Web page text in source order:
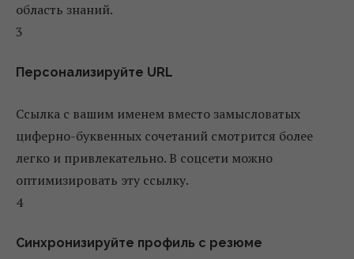
область знаний.
3
Персонализируйте URL
Ссылка с вашим именем вместо замысловатых
циферно-буквенных сочетаний смотрится более
легко и привлекательно. В соцсети можно
оптимизировать эту ссылку.
4
Синхронизируйте профиль с резюме